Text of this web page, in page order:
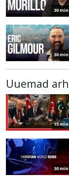
30 min
30 min
Uuemad
15 min
30 min